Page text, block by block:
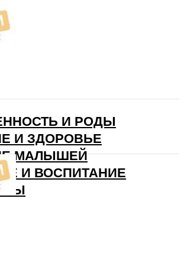
И РОДЫ
И ЗДОРОВЬЕ
МАЛЫШЕЙ
И ВОСПИТАНИЕ